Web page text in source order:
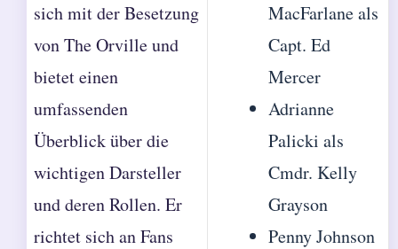
sich mit der Besetzung
von The Orville und
bietet einen
umfassenden
Überblick über die
wichtigen Darsteller
und deren Rollen. Er
richtet sich an Fans
MacFarlane als
Capt. Ed
Mercer
Adrianne
Palicki als
Cmdr. Kelly
Grayson
Penny Johnson